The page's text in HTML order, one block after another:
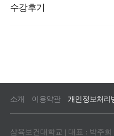
소개 이용약관 개인정보처리
삼육보건대학교 | 대표 : 박주희